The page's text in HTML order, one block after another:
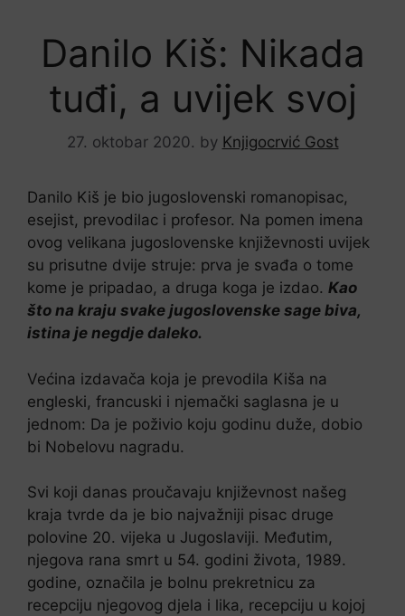
Danilo Kiš: Nikada
tuđi, a uvijek svoj
27. oktobar 2020. by Knjigocrvić Gost
Danilo Kiš je bio jugoslovenski romanopisac,
esejist, prevodilac i profesor. Na pomen imena
ovog velikana jugoslovenske književnosti uvijek
su prisutne dvije struje: prva je svađa o tome
kome je pripadao, a druga koga je izdao. Kao
što na kraju svake jugoslovenske sage biva,
istina je negdje daleko.
Većina izdavača koja je prevodila Kiša na
engleski, francuski i njemački saglasna je u
jednom: Da je poživio koju godinu duže, dobio
bi Nobelovu nagradu.
Svi koji danas proučavaju književnost našeg
kraja tvrde da je bio najvažniji pisac druge
polovine 20. vijeka u Jugoslaviji. Međutim,
njegova rana smrt u 54. godini života, 1989.
godine, označila je bolnu prekretnicu za
recepciju njegovog djela i lika, recepciju u kojoj